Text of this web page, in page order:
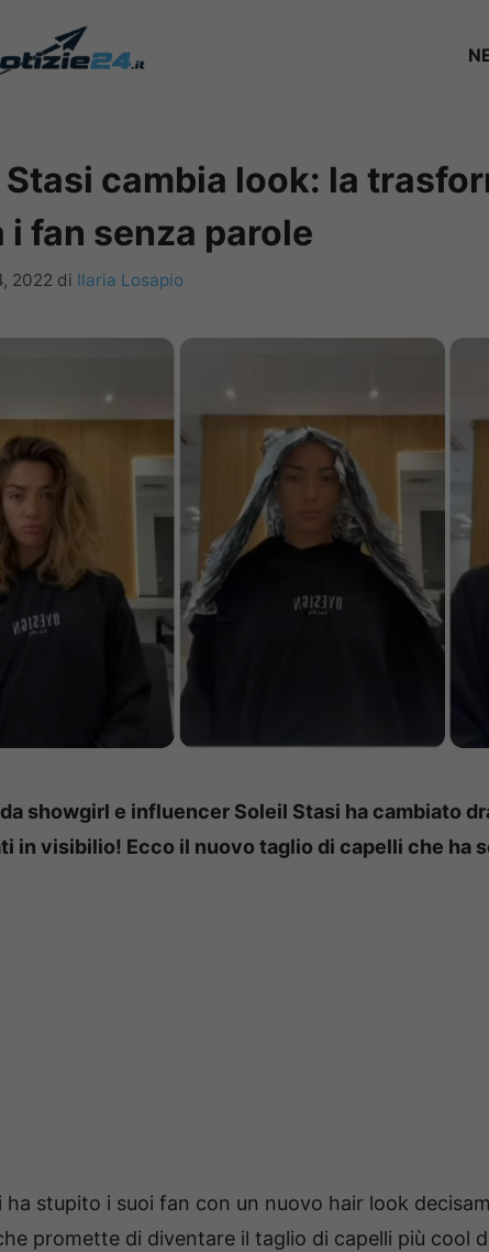
cambia look: la
i fan senza parole
2022 di Ilaria Losapio
showgirl e influencer Soleil Stasi ha cambiato
in visibilio! Ecco il nuovo taglio di capelli che ha
ha stupito i suoi fan con un nuovo hair look
promette di diventare il taglio di capelli più cool